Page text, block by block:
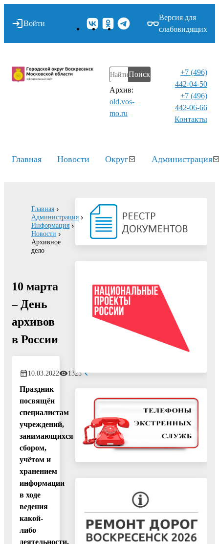
Войти
Версия для
слабовидящих
Поиск
Архив:
old.vos-
mo.ru
+7 (496)
442-04-50
+7 (496)
442-06-66
Контакты⁠
Главная Новости Округ Администрация
Главная
Администрация
Информация
Новости
Архивное
дело
10 марта
– День
архивов
в России
10.03.2022 1325
Праздник
посвящён
специалистам
учреждений,
занимающихся
сбором,
учётом и
хранением
информации
в ходе
ведения
какой-
либо
деятельности.